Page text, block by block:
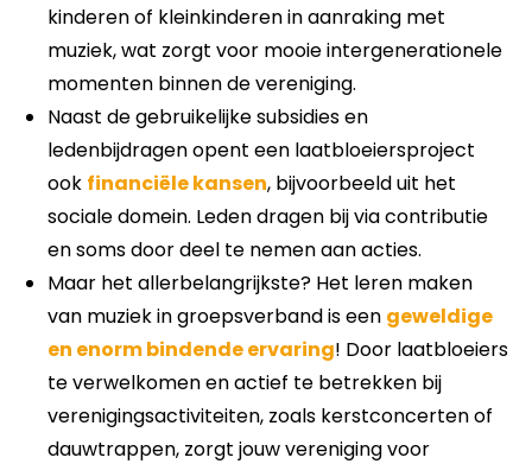
kinderen of kleinkinderen in aanraking met
muziek, wat zorgt voor mooie intergenerationele
momenten binnen de vereniging.
Naast de gebruikelijke subsidies en
ledenbijdragen opent een laatbloeiersproject
ook financiële kansen, bijvoorbeelduit het
sociale domein. Leden dragen bij via contributie
en soms door deel te nemen aan acties.
Maar het allerbelangrijkste? Het leren maken
van muziek in groepsverband is een geweldige
en enorm bindende ervaring! Door laatbloeiers
te verwelkomen en actief te betrekken bij
verenigingsactiviteiten, zoals kerstconcerten of
dauwtrappen, zorgt jouw vereniging voor